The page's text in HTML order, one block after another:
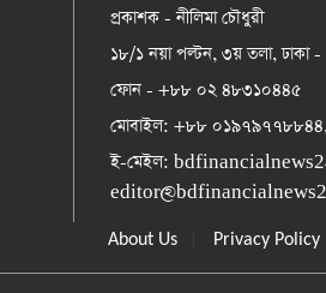
প্রকাশক - নীলিমা চৌধুরী
১৮/১ নয়া পল্টন, ৩য় তলা, ঢাকা
ফোন - +৮৮ ০২ ৪৮৩১০৪৪৫
মোবাইল: +৮৮
ই-মেইল:
About Us Privacy Policy